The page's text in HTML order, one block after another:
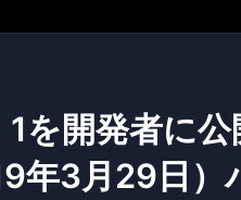
を開発者に公
年3月29日）